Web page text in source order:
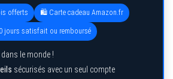
offerts 🛍️ Carte cadeau Amazon.fr
jours satisfait ou remboursé
dans le monde !
sécurisés avec un seul compte